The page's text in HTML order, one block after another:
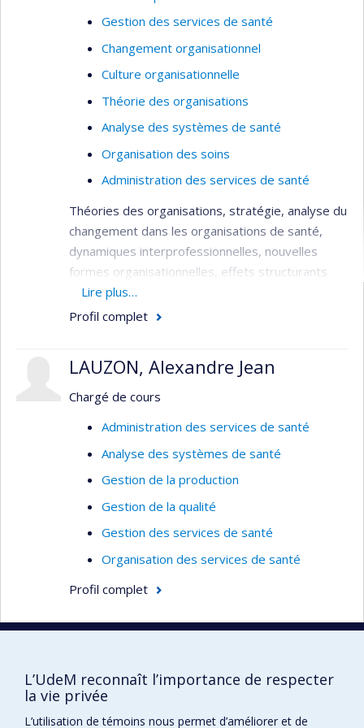
recherche vers l’organisation des services et des
politiques publiques.
Gestion des services de santé
Changement organisationnel
Culture organisationnelle
Théorie des organisations
Analyse des systèmes de santé
Organisation des soins
Administration des services de santé
Théories des organisations, stratégie, analyse du
changement dans les organisations de santé,
dynamiques interprofessionnelles, nouvelles
formes organisationnelles, effets structurants
des NTIC dans les transformations des
processus de soins et services.
Lire plus…
Profil complet
LAUZON, Alexandre Jean
Chargé de cours
Administration des services de santé
Analyse des systèmes de santé
Gestion de la production
Gestion de la qualité
Gestion des services de santé
Organisation des services de santé
Profil complet
Professeure honoraire
Services de santé
L’UdeM reconnaît l’importance de respecter
la vie privée
L’utilisation de témoins nous permet d’améliorer et de